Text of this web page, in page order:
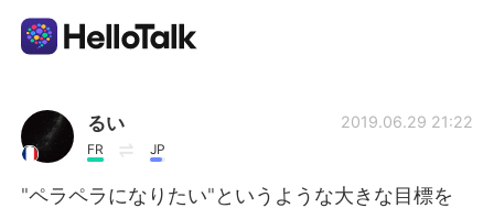
Aplicación de intercambio de idiomas
AI Grammar Checker
るい
FR JP
2019.06.29 21:22
"ペラペラになりたい"というような大きな目標を